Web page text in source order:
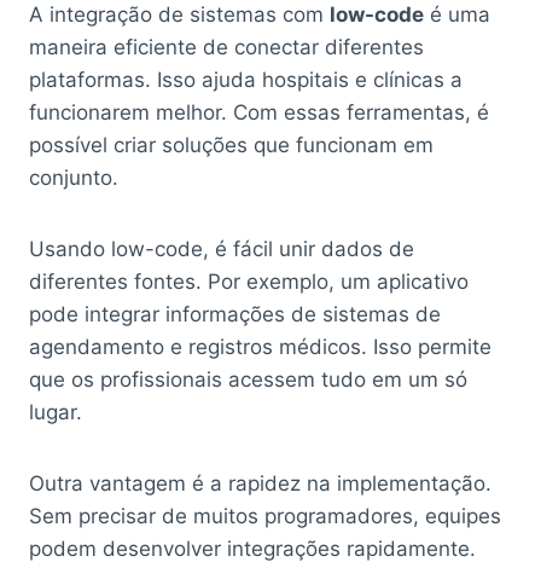
A integração de sistemas com low-code é uma
maneira eficiente de conectar diferentes
plataformas. Isso ajuda hospitais e clínicas a
funcionarem melhor. Com essas ferramentas, é
possível criar soluções que funcionam em
conjunto.
Usando low-code, é fácil unir dados de
diferentes fontes. Por exemplo, um aplicativo
pode integrar informações de sistemas de
agendamento e registros médicos. Isso permite
que os profissionais acessem tudo em um só
lugar.
Outra vantagem é a rapidez na implementação.
Sem precisar de muitos programadores, equipes
podem desenvolver integrações rapidamente.